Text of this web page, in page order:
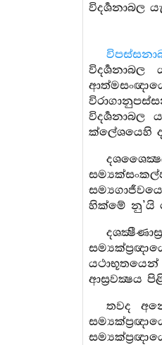
විදර්‍ශනාබල
ක්ලේශයෙහි
හික්මේ නු’යි
ආස්‍රවක්‍ෂය
තවද